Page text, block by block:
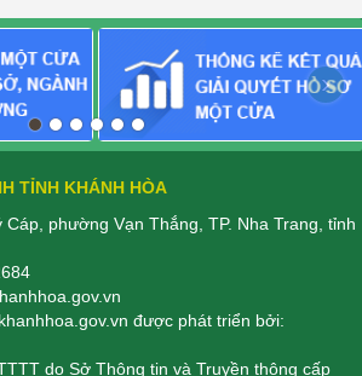
›
TỈNH KHÁNH HÒA
phường Vạn Thắng, TP. Nha Trang, tỉnh
được phát triển bởi:
do Sở Thông tin và Truyền thông cấp